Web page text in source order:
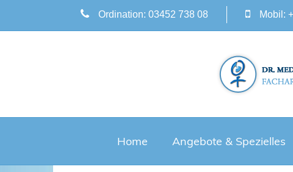
Ordination: 03452 738 08 Mobil:
Home Angebote & Spezielles